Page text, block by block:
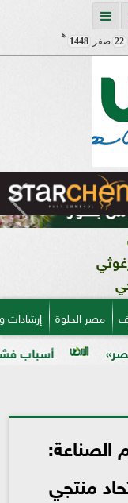
22 صفر 1448
هـ
مصر الحلوة
أسباب فشل تحجيم
الصناعة:
منتجي